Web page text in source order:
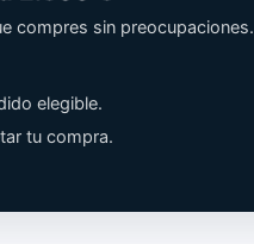
compres sin preocupaciones.
elegible.
tu compra.